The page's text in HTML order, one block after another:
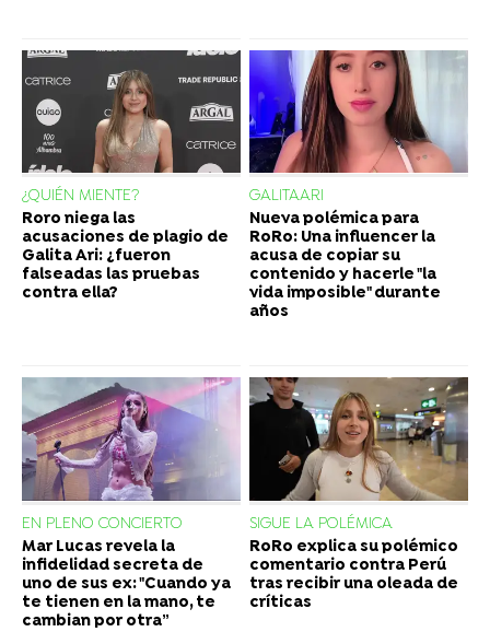
¿QUIÉN MIENTE?
Roro niega las
acusaciones de plagio de
Galita Ari: ¿fueron
falseadas las pruebas
contra ella?
GALITAARI
Nueva polémica para
RoRo: Una influencer la
acusa de copiar su
contenido y hacerle "la
vida imposible" durante
años
EN PLENO CONCIERTO
Mar Lucas revela la
infidelidad secreta de
uno de sus ex: "Cuando ya
te tienen en la mano, te
cambian por otra”
SIGUE LA POLÉMICA
RoRo explica su polémico
comentario contra Perú
tras recibir una oleada de
críticas